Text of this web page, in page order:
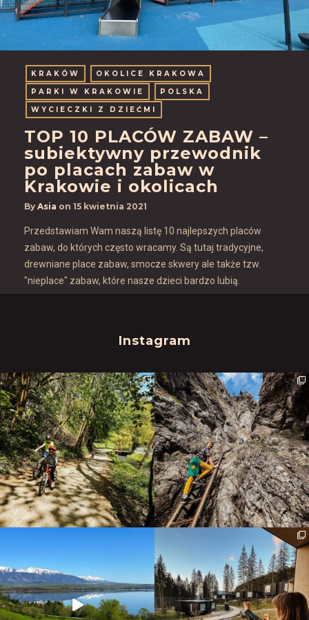
KRAKÓW
OKOLICE KRAKOWA
PARKI W KRAKOWIE
POLSKA
WYCIECZKI Z DZIEĆMI
TOP 10 PLACÓW ZABAW –
subiektywny przewodnik
po placach zabaw w
Krakowie i okolicach
By Asia on 15 kwietnia 2021
Przedstawiam Wam naszą listę 10 najlepszych placów
zabaw, do których często wracamy. Są tutaj tradycyjne,
drewniane place zabaw, smocze skwery ale także tzw.
"nieplace" zabaw, które nasze dzieci bardzo lubią.
Instagram